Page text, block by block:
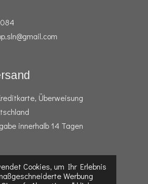
Cookies, um Ihr Erlebnis
Werbung
Überweisung
innerhalb 14 Tagen
F
a
I
n
W
h